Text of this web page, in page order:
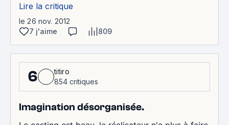
Lire la critique
le 26 nov. 2012
7 j'aime
809
6
titiro
854 critiques
Imagination désorganisée.